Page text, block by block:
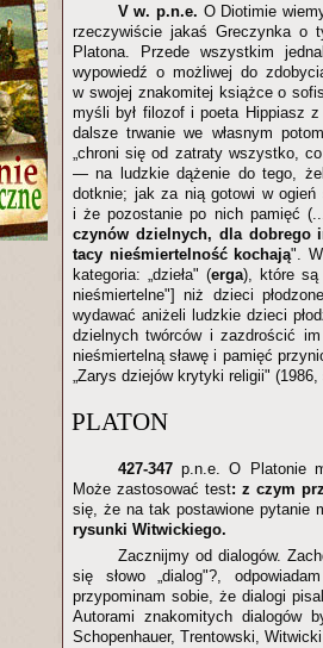
V w. p.n.e. O Diotimie
rzeczywiście jakaś Greczynka o
Platona. Przede wszystkim
wypowiedź o możliwej do
w swojej znakomitej książce o
myśli był filozof i poeta Hippiasz
dalsze trwanie we własnym
„chroni się od zatraty wszystko,
— na ludzkie dążenie do tego,
dotknie; jak za nią gotowi w
i że pozostanie po nich pamięć
czynów dzielnych, dla
tacy nieśmiertelność kochają".
kategoria: „dzieła" (erga), które są
nieśmiertelne"] niż dzieci
wydawać aniżeli ludzkie dzieci
dzielnych twórców i zazdrościć
nieśmiertelną sławę i pamięć
„Zarys dziejów krytyki religii" (1986,
PLATON
427-347p.n.e. O Platonie
Może zastosować test: z czym
się, że na tak postawione pytanie
rysunki Witwickiego.
Zacznijmy od dialogów.
się słowo „dialog"?,
przypominam sobie, że dialogi
Autorami znakomitych dialogów
Schopenhauer, Trentowski,